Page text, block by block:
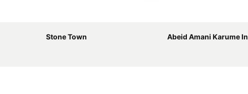
Stone Town
Abeid Amani Karume